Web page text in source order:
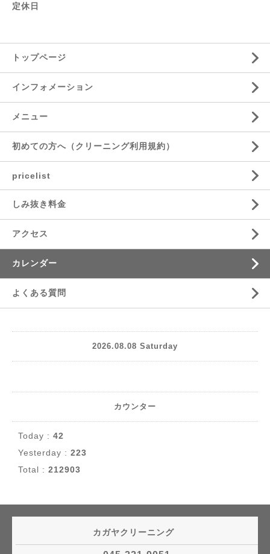
定休日
トップページ
インフォメーション
メニュー
初めての方へ（クリーニング利用規約）
pricelist
しみ抜き料金
アクセス
カレンダー
よくある質問
2026.08.08 Saturday
カウンター
Today : 42
Yesterday : 223
Total : 212903
カガヤクリーニング